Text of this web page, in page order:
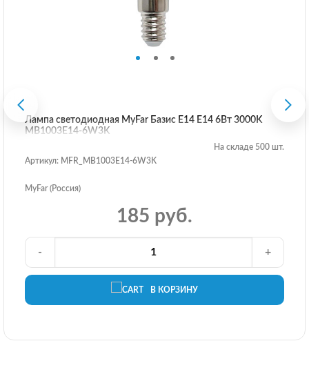
Лампа светодиодная MyFar Базис E14 E14 6Вт 3000K
MB1003E14-6W3K
На складе 500 шт.
Артикул: MFR_MB1003E14-6W3K
MyFar (Россия)
185 руб.
В КОРЗИНУ
- +